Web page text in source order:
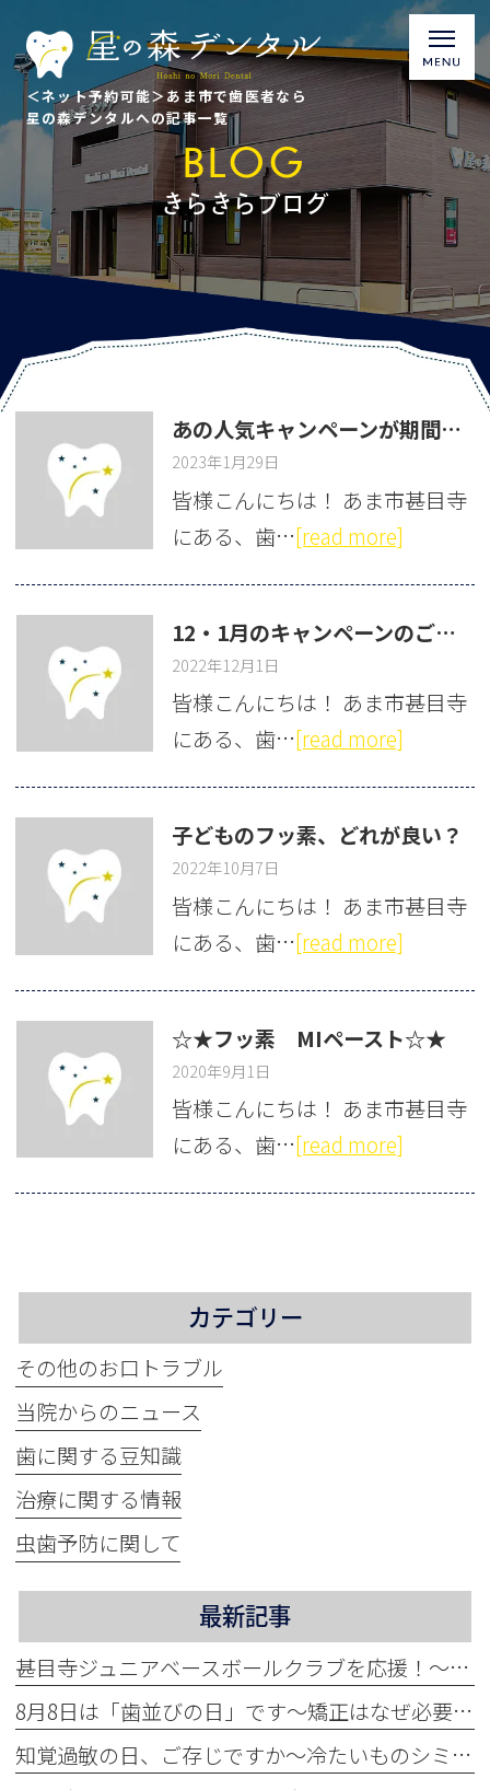
＜ネット予約可能＞あま市で歯医者なら
星の森デンタルへの記事一覧
BLOG
きらきらブログ
あの人気キャンペーンが期間限定で復活！Miペーストで「おいしく強化キャンペーン」
2023年1月29日
皆様こんにちは！ あま市甚目寺
にある、歯…[read more]
12・1月のキャンペーンのご紹介
2022年12月1日
皆様こんにちは！ あま市甚目寺
にある、歯…[read more]
子どものフッ素、どれが良い？
2022年10月7日
皆様こんにちは！ あま市甚目寺
にある、歯…[read more]
☆★フッ素 MIペースト☆★
2020年9月1日
皆様こんにちは！ あま市甚目寺
にある、歯…[read more]
カテゴリー
その他のお口トラブル
当院からのニュース
歯に関する豆知識
治療に関する情報
虫歯予防に関して
最新記事
甚目寺ジュニアベースボールクラブを応援！～地域活性化に力をいれています～
8月8日は「歯並びの日」です～矯正はなぜ必要？～
知覚過敏の日、ご存じですか～冷たいものシミませんか？～